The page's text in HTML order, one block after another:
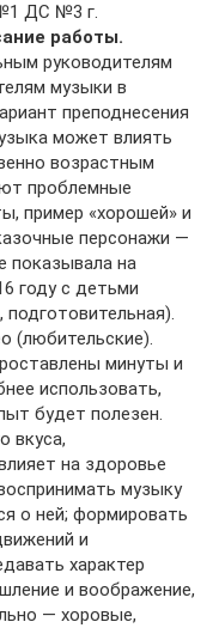
ДС №3 г.
работы.
руководителям
музыки в
преподнесения
может влиять
возрастным
проблемные
пример «хорошей» и
персонажи —
показывала на
году с детьми
(любительские).
минуты и
использовать,
будет полезен.
вкуса,
на здоровье
музыку
о ней; формировать
и
характер
и воображение,
— хоровые,